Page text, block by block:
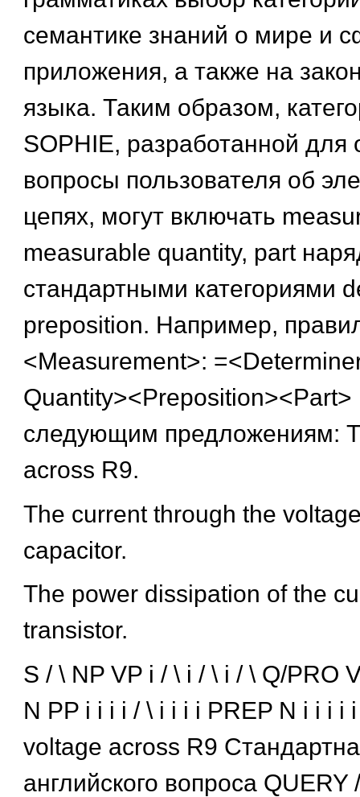
семантике знаний о мире и
приложения, а также на
языка. Таким образом,
SOPHIE, разработанной для
вопросы пользователя об
цепях, могут включать
measurable quantity, part
стандартными категориями
preposition. Например,
<Measurement>:
следующим предложениям:
across R9.
The current through the
capacitor.
The power dissipation of the
transistor.
S / \ NP VP і / \ і / \ і / \ Q/PRO V
N PP і і і і / \ і і і і PREP N і і і
voltage across R9
английского вопроса QUERY